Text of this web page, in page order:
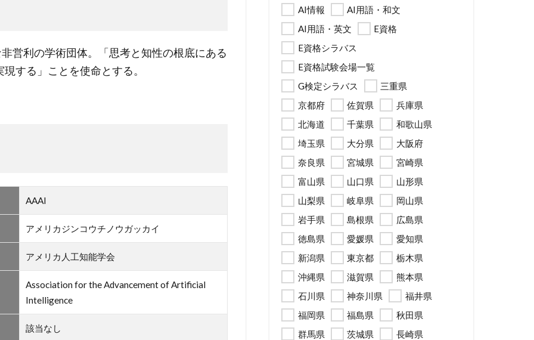
営利の学術団体。「思考と知性の根底にある
する」ことを使命とする。
AAAI
アメリカジンコウチノウガッカイ
アメリカ人工知能学会
Association for the Advancement of Artificial
Intelligence
該当なし
AI情報
AI用語・和文
AI用語・英文
E資格
E資格シラバス
E資格試験会場一覧
G検定シラバス
三重県
京都府
佐賀県
兵庫県
北海道
千葉県
和歌山県
埼玉県
大分県
大阪府
奈良県
宮城県
宮崎県
富山県
山口県
山形県
山梨県
岐阜県
岡山県
岩手県
島根県
広島県
徳島県
愛媛県
愛知県
新潟県
東京都
栃木県
沖縄県
滋賀県
熊本県
石川県
神奈川県
福井県
福岡県
福島県
秋田県
群馬県
茨城県
長崎県